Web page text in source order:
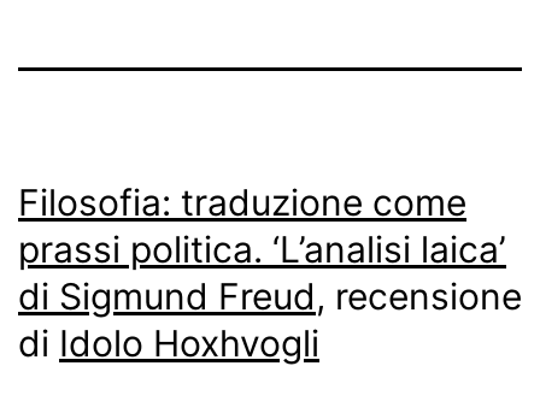
Filosofia: traduzione come
prassi politica. ‘L’analisi laica’
di Sigmund Freud, recensione
di Idolo Hoxhvogli